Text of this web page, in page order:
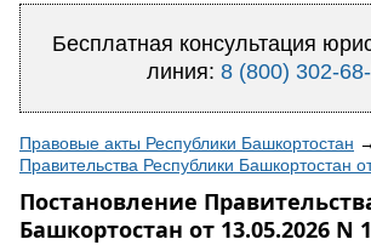
Бесплатная консультация
линия:8 (800) 302-
Правовые акты Республики Башкортостан →
Правительства Республики Башкортостан
Постановление
Башкортостан от 13.05.2026 N